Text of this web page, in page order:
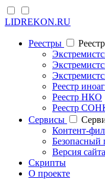
LIDREKON.RU
Реестры
Реестр
Реестр НКО
Реестр
Cервисы
Контент-
Безопасный
Версия
Скрипты
О проекте